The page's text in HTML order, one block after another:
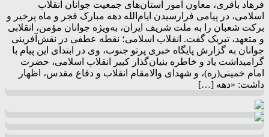
فرهاد باقری، معاون امور استان‌های جمعیت جوانان انقلاب
اسلامی، در پیامی فرارسیدن ایام‌الله دهه مبارک فجر و ماه پرخیر و
برکت شعبان را به ملت شریف ایران، به‌ویژه جوانان مؤمن، انقلابی
و متعهد، تبریک گفت. انقلاب اسلامی؛ نقطه عطفی در نقش‌آفرینی
جوانان به گزارش پایگاه خبری پرتو جنوب، وی در ابتدای این پیام با
گرامیداشت یاد و خاطره بنیان‌گذار کبیر انقلاب اسلامی، حضرت
امام خمینی(ره)، و شهدای والامقام انقلاب و دفاع مقدس، اظهار
داشت: «دهه […]